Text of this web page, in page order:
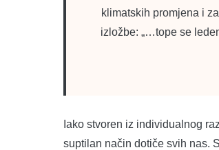
klimatskih promjena i
izložbe: „…tope se
Iako stvoren iz individualnog
suptilan način dotiče svih nas.